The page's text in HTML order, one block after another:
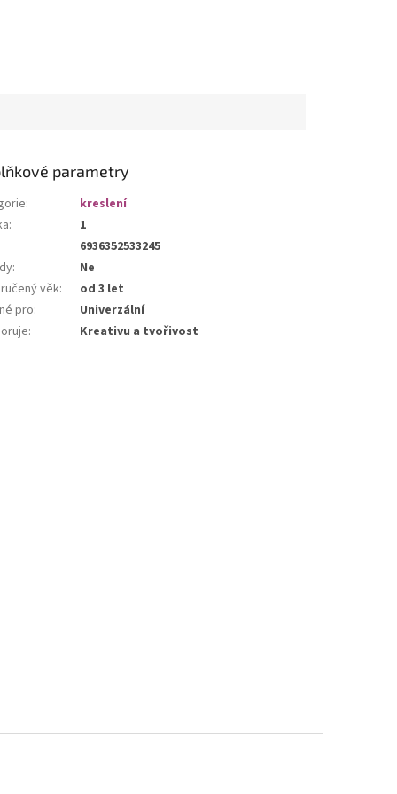
parametry
:
kreslení
:
1
6936352533245
:
Ne
věk:
od 3 let
pro:
Univerzální
: Kreativu a tvořivost